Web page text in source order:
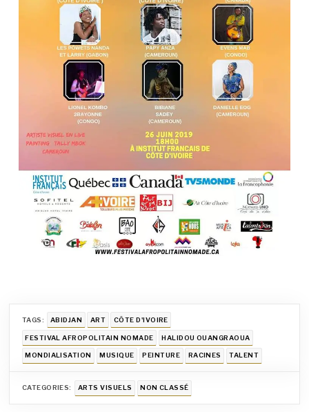
TAGS: ABIDJAN ART CÔTE D'IVOIRE
FESTIVAL AFROPOLITAIN NOMADE HALIDOU OUANGRAOUA
MONDIALISATION MUSIQUE PEINTURE RACINES TALENT
CATEGORIES: ARTS VISUELS NON CLASSÉ